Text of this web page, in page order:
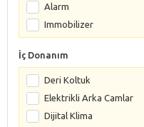
Alarm
Immobilizer
İç Donanım
Deri Koltuk
Elektrikli Arka Camlar
Dijital Klima